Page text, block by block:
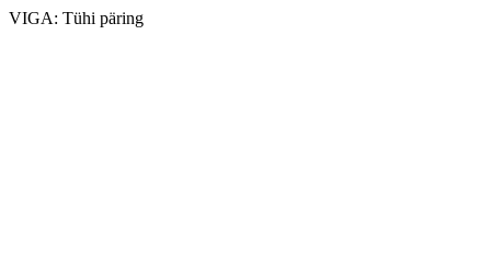
VIGA: Tühi päring